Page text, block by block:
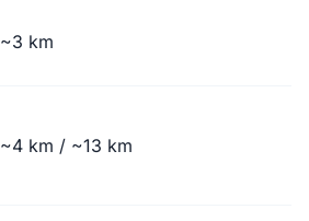
~3 km
~4 km / ~13 km